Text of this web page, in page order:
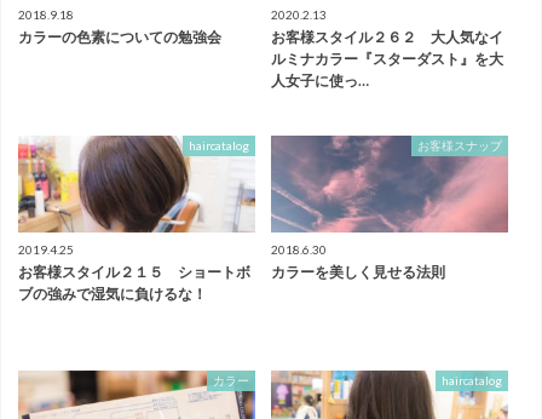
2018.9.18
カラーの色素についての勉強会
2020.2.13
お客様スタイル２６２ 大人気なイ
ルミナカラー『スターダスト』を大
人女子に使っ…
haircatalog
2019.4.25
お客様スタイル２１５ ショートボ
ブの強みで湿気に負けるな！
お客様スナップ
2018.6.30
カラーを美しく見せる法則
カラー haircatalog